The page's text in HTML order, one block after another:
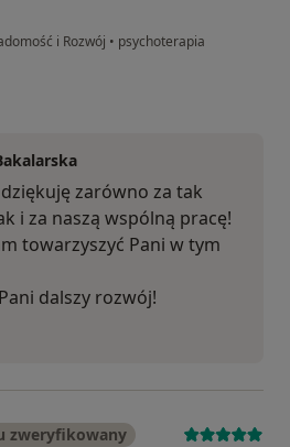
i Rozwój • psychoterapia
zarówno za tak
i za naszą wspólną pracę!
towarzyszyć Pani w tym
dalszy rozwój!
zweryfikowany